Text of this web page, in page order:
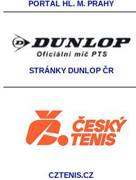
PORTÁL HL. M. PRAHY
STRÁNKY DUNLOP ČR
CZTENIS.CZ